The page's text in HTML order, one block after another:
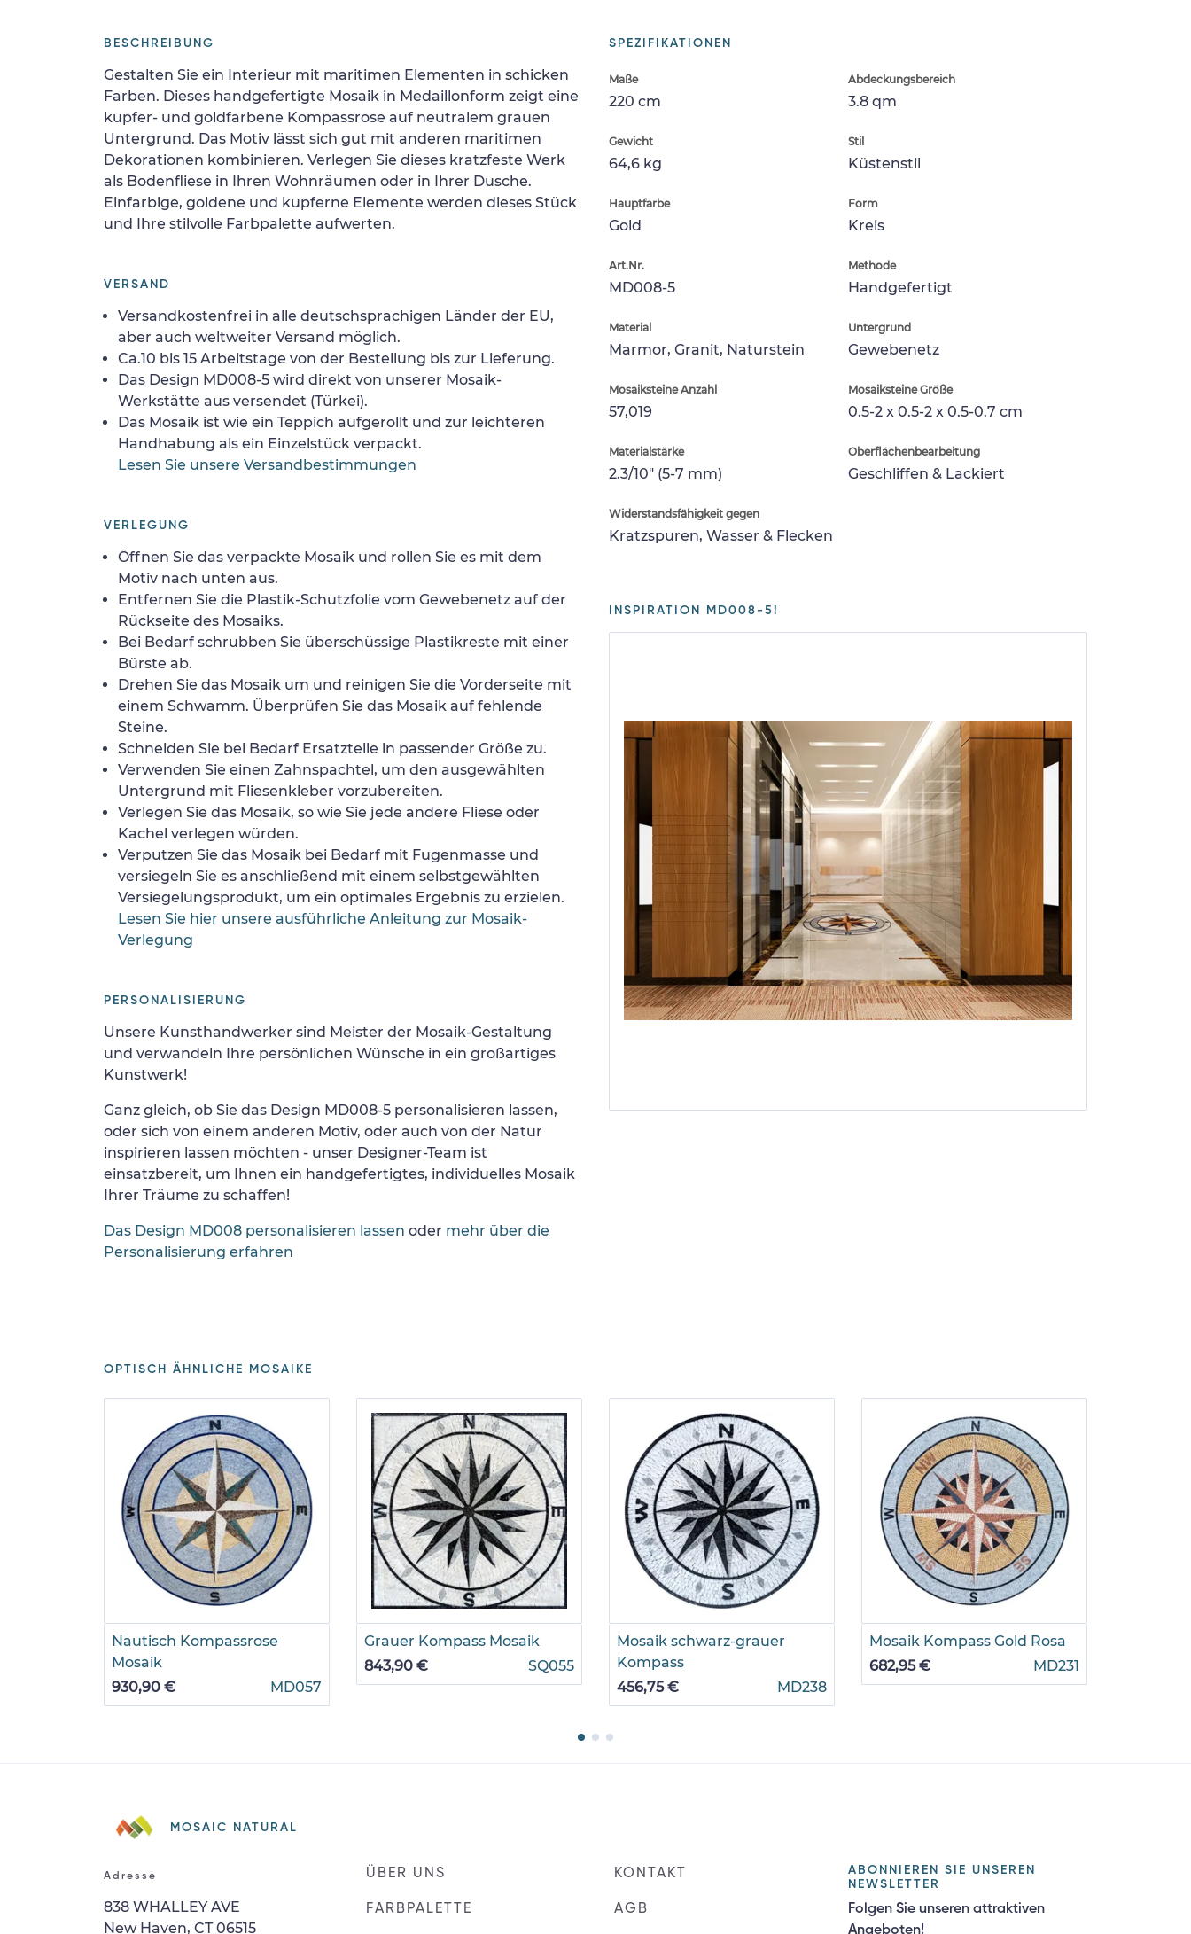
SPEZIFIKATIONEN
Maße
220 cm
Abdeckungsbereich
3.8 qm
Gewicht
64,6 kg
Stil
Küstenstil
Hauptfarbe
Gold
Form
Kreis
Art.Nr.
MD008-5
Methode
Handgefertigt
Material
Marmor, Granit, Naturstein
Untergrund
Gewebenetz
Mosaiksteine Anzahl
57,019
Mosaiksteine Größe
0.5-2 x 0.5-2 x 0.5-0.7 cm
Materialstärke
2.3/10" (5-7 mm)
Oberflächenbearbeitung
Geschliffen & Lackiert
Widerstandsfähigkeit gegen
Kratzspuren, Wasser & Flecken
INSPIRATION MD008-5!
BESCHREIBUNG
Gestalten Sie ein Interieur mit maritimen Elementen in schicken
Farben. Dieses handgefertigte Mosaik in Medaillonform zeigt eine
kupfer- und goldfarbene Kompassrose auf neutralem grauen
Untergrund. Das Motiv lässt sich gut mit anderen maritimen
Dekorationen kombinieren. Verlegen Sie dieses kratzfeste Werk
als Bodenfliese in Ihren Wohnräumen oder in Ihrer Dusche.
Einfarbige, goldene und kupferne Elemente werden dieses Stück
und Ihre stilvolle Farbpalette aufwerten.
VERSAND
Versandkostenfrei in alle deutschsprachigen Länder der EU,
aber auch weltweiter Versand möglich.
Ca.10 bis 15 Arbeitstage von der Bestellung bis zur Lieferung.
Das Design MD008-5 wird direkt von unserer Mosaik-
Werkstätte aus versendet (Türkei).
Das Mosaik ist wie ein Teppich aufgerollt und zur leichteren
Handhabung als ein Einzelstück verpackt.
Lesen Sie unsere Versandbestimmungen
VERLEGUNG
Öffnen Sie das verpackte Mosaik und rollen Sie es mit dem
Motiv nach unten aus.
Entfernen Sie die Plastik-Schutzfolie vom Gewebenetz auf der
Rückseite des Mosaiks.
Bei Bedarf schrubben Sie überschüssige Plastikreste mit einer
Bürste ab.
Drehen Sie das Mosaik um und reinigen Sie die Vorderseite mit
einem Schwamm. Überprüfen Sie das Mosaik auf fehlende
Steine.
Schneiden Sie bei Bedarf Ersatzteile in passender Größe zu.
Verwenden Sie einen Zahnspachtel, um den ausgewählten
Untergrund mit Fliesenkleber vorzubereiten.
Verlegen Sie das Mosaik, so wie Sie jede andere Fliese oder
Kachel verlegen würden.
Verputzen Sie das Mosaik bei Bedarf mit Fugenmasse und
versiegeln Sie es anschließend mit einem selbstgewählten
Versiegelungsprodukt, um ein optimales Ergebnis zu erzielen.
Lesen Sie hier unsere ausführliche Anleitung zur Mosaik-
Verlegung
PERSONALISIERUNG
Unsere Kunsthandwerker sind Meister der Mosaik-Gestaltung
und verwandeln Ihre persönlichen Wünsche in ein großartiges
Kunstwerk!
Ganz gleich, ob Sie das Design MD008-5 personalisieren lassen,
oder sich von einem anderen Motiv, oder auch von der Natur
inspirieren lassen möchten - unser Designer-Team ist
einsatzbereit, um Ihnen ein handgefertigtes, individuelles Mosaik
Ihrer Träume zu schaffen!
Das Design MD008 personalisieren lassen oder mehr über die
Personalisierung erfahren
OPTISCH ÄHNLICHE MOSAIKE
Nautisch Kompassrose
Mosaik
930,90 €
MD057
Grauer Kompass Mosaik
843,90 €
SQ055
Mosaik schwarz-grauer
Kompass
456,75 €
MD238
Mosaik Kompass Gold Rosa
682,95 €
MD231
MOSAIC NATURAL
Adresse
838 WHALLEY AVE
New Haven, CT 06515
ÜBER UNS
FARBPALETTE
KONTAKT
AGB
ABONNIEREN SIE UNSEREN
NEWSLETTER
Folgen Sie unseren attraktiven
Angeboten!